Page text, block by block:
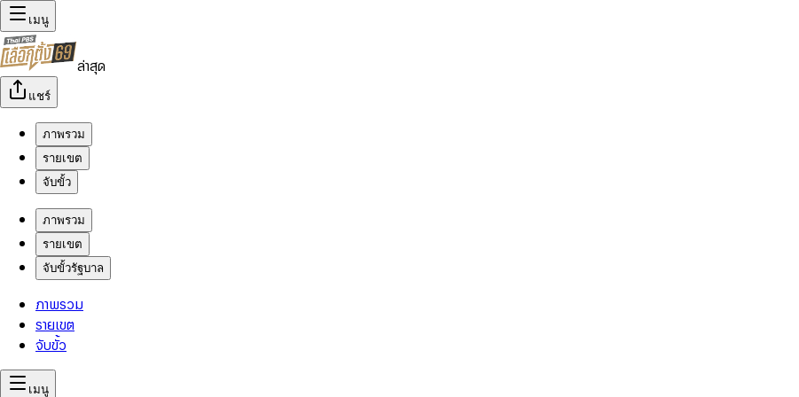
เมนู
ล่าสุด
แชร์
ภาพรวม
รายเขต
จับขั้ว
ภาพรวม
รายเขต
จับขั้วรัฐบาล
ภาพรวม
รายเขต
จับขั้ว
เมนู